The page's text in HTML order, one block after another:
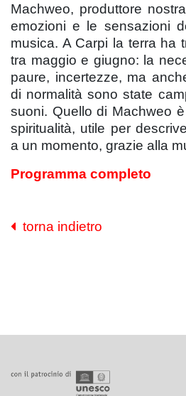
Machweo, produttore
emozioni e le sensazioni
musica. A Carpi la terra ha
tra maggio e giugno: la
paure, incertezze, ma
di normalità sono state
suoni. Quello di Machweo
spiritualità, utile per
a un momento, grazie alla
Programma completo
torna indietro